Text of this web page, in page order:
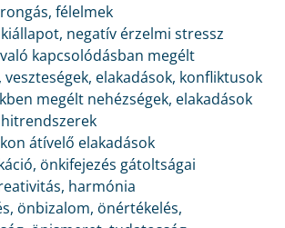
félelmek
negatív érzelmi stressz
kapcsolódásban megélt
veszteségek, elakadások, konfliktusok
megélt nehézségek, elakadások
átívelő elakadások
önkifejezés gátoltságai
harmónia
önbizalom, önértékelés,